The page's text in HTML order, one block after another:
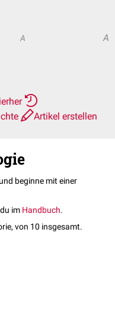
A A
Artikel erstellen
und beginne mit einer
im Handbuch.
von 10 insgesamt.